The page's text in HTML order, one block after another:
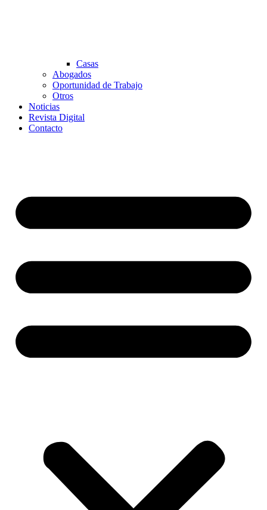
Casas
Abogados
Oportunidad de Trabajo
Otros
Noticias
Revista Digital
Contacto